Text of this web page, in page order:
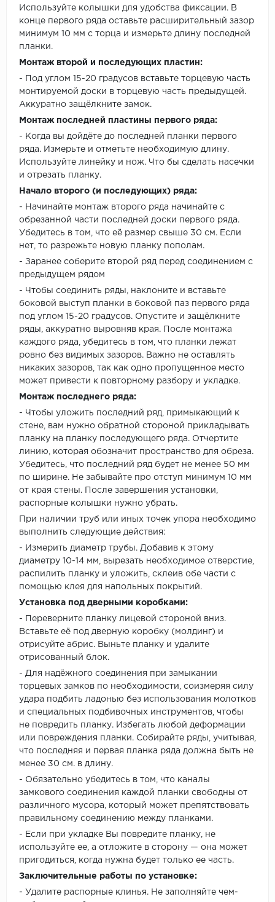
Используйте колышки для удобства фиксации. В
конце первого ряда оставьте расширительный зазор
минимум 10 мм с торца и измерьте длину последней
планки.
Монтаж второй и последующих пластин:
- Под углом 15-20 градусов вставьте торцевую часть
монтируемой доски в торцевую часть предыдущей.
Аккуратно защёлкните замок.
Монтаж последней пластины первого ряда:
- Когда вы дойдёте до последней планки первого
ряда. Измерьте и отметьте необходимую длину.
Используйте линейку и нож. Что бы сделать насечки
и отрезать планку.
Начало второго (и последующих) ряда:
- Начинайте монтаж второго ряда начинайте с
обрезанной части последней доски первого ряда.
Убедитесь в том, что её размер свыше 30 см. Если
нет, то разрежьте новую планку пополам.
- Заранее соберите второй ряд перед соединением с
предыдущем рядом
- Чтобы соединить ряды, наклоните и вставьте
боковой выступ планки в боковой паз первого ряда
под углом 15-20 градусов. Опустите и защёлкните
ряды, аккуратно выровняв края. После монтажа
каждого ряда, убедитесь в том, что планки лежат
ровно без видимых зазоров. Важно не оставлять
никаких зазоров, так как одно пропущенное место
может привести к повторному разбору и укладке.
Монтаж последнего ряда:
- Чтобы уложить последний ряд, примыкающий к
стене, вам нужно обратной стороной прикладывать
планку на планку последующего ряда. Отчертите
линию, которая обозначит пространство для обреза.
Убедитесь, что последний ряд будет не менее 50 мм
по ширине. Не забывайте про отступ минимум 10 мм
от края стены. После завершения установки,
распорные колышки нужно убрать.
При наличии труб или иных точек упора необходимо
выполнить следующие действия:
- Измерить диаметр трубы. Добавив к этому
диаметру 10-14 мм, вырезать необходимое отверстие,
распилить планку и уложить, склеив обе части с
помощью клея для напольных покрытий.
Установка под дверными коробками:
- Переверните планку лицевой стороной вниз.
Вставьте её под дверную коробку (молдинг) и
отрисуйте абрис. Выньте планку и удалите
отрисованный блок.
- Для надёжного соединения при замыкании
торцевых замков по необходимости, соизмеряя силу
удара подбить ладонью без использования молотков
и специальных подбивочных инструментов, чтобы
не повредить планку. Избегать любой деформации
или повреждения планки. Собирайте ряды, учитывая,
что последняя и первая планка ряда должна быть не
менее 30 см. в длину.
- Обязательно убедитесь в том, что каналы
замкового соединения каждой планки свободны от
различного мусора, который может препятствовать
правильному соединению между планками.
- Если при укладке Вы повредите планку, не
используйте ее, а отложите в сторону — она может
пригодиться, когда нужна будет только ее часть.
Заключительные работы по установке:
- Удалите распорные клинья. Не заполняйте чем-